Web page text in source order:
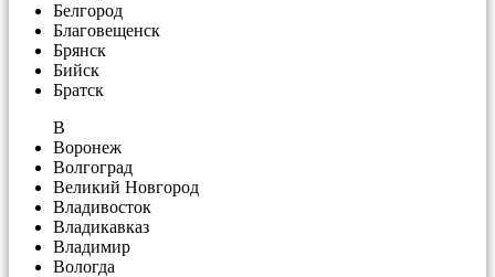
Белгород
Благовещенск
Брянск
Бийск
Братск
В
Воронеж
Волгоград
Великий Новгород
Владивосток
Владикавказ
Владимир
Вологда